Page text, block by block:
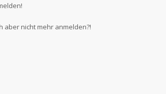
aber nicht mehr anmelden?!